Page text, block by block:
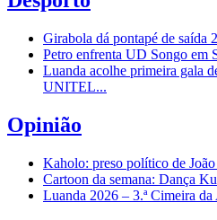
Girabola dá pontapé de saída
Petro enfrenta UD Songo em
Luanda acolhe primeira gala
UNITEL...
Opinião
Kaholo: preso político de
Cartoon da semana: Dança
Luanda 2026 – 3.ª Cimeira